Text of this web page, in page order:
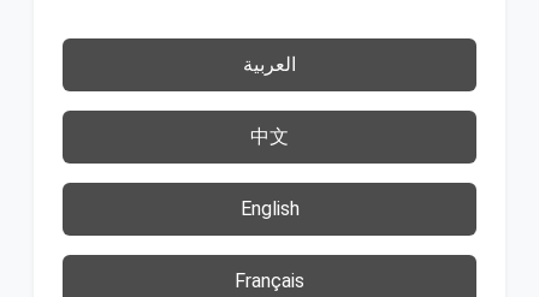
العربية
中文
English
Français